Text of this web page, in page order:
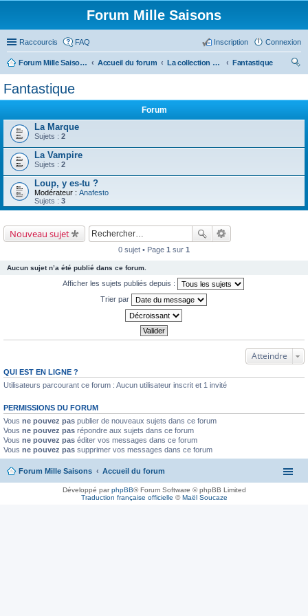
Forum Mille Saisons
Raccourcis FAQ Connexion
Inscription
Forum Mille Saisons Accueil du forum La collection Mille Saisons
Fantastique
Fantastique
Forum
La Marque
Sujets : 2
La Vampire
Sujets : 2
Loup, y es-tu ?
Modérateur : Anafesto
Sujets : 3
Nouveau sujet
0 sujet • Page 1 sur 1
Aucun sujet n’a été publié dans ce forum.
Afficher les sujets publiés depuis :
Trier par
Atteindre
QUI EST EN LIGNE ?
Utilisateurs parcourant ce forum : Aucun utilisateur inscrit et 1 invité
PERMISSIONS DU FORUM
Vous ne pouvez pas publier de nouveaux sujets dans ce forum
Vous ne pouvez pas répondre aux sujets dans ce forum
Vous ne pouvez pas éditer vos messages dans ce forum
Vous ne pouvez pas supprimer vos messages dans ce forum
Forum Mille Saisons Accueil du forum
Développé parphpBB® Forum Software © phpBB Limited
Traduction française officielle ©Maël Soucaze